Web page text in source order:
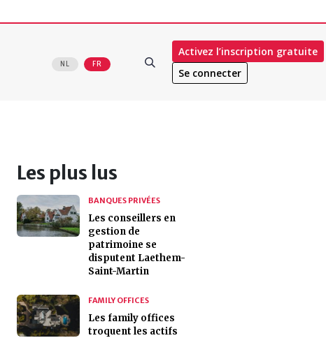
NL FR
Activez l’inscription gratuite
Se connecter
Les plus lus
BANQUES PRIVÉES
Les conseillers en
gestion de
patrimoine se
disputent Laethem-
Saint-Martin
FAMILY OFFICES
Les family offices
troquent les actifs